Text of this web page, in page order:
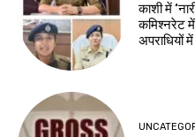
काशी में
कमिश्नरेट में
अपराधियों